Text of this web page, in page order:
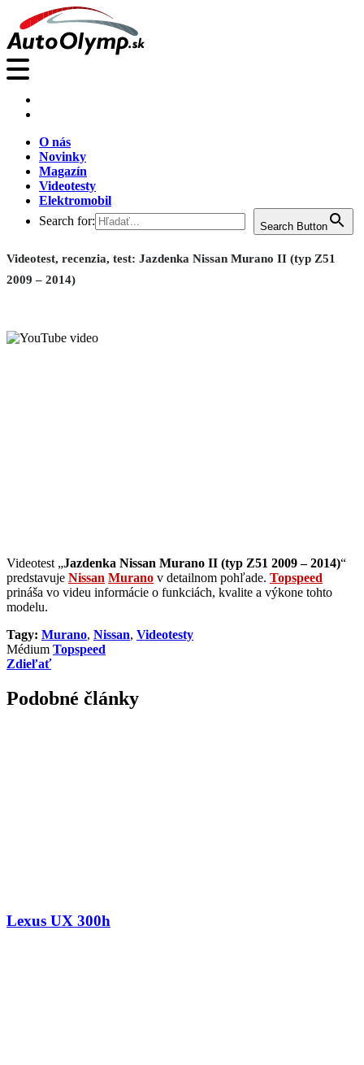
O nás
Novinky
Magazín
Videotesty
Elektromobil
Search for:
Search Button
Videotest, recenzia, test: Jazdenka Nissan Murano II (typ Z51
2009 – 2014)
Videotest „Jazdenka Nissan Murano II (typ Z51 2009 – 2014)“
predstavuje Nissan Murano v detailnom pohľade. Topspeed
prináša vo videu informácie o funkciách, kvalite a výkone tohto
modelu.
Tagy: Murano, Nissan, Videotesty
Médium Topspeed
Zdieľať
Podobné články
Lexus UX 300h